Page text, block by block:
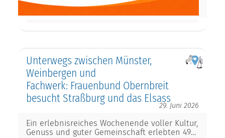
Unterwegs zwischen Münster,
Weinbergen und
Fachwerk: Frauenbund Obernbreit
besucht Straßburg und das Elsass
29. Juni 2026
Ein erlebnisreiches Wochenende voller Kultur,
Genuss und guter Gemeinschaft erlebten 49…